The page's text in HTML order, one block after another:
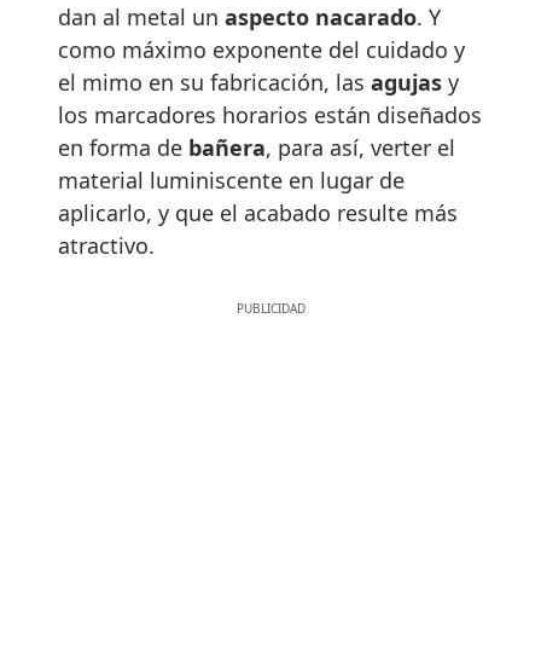
dan al metal un aspecto nacarado. Y
como máximo exponente del cuidado y
el mimo en su fabricación, las agujas y
los marcadores horarios están diseñados
en forma de bañera, para así, verter el
material luminiscente en lugar de
aplicarlo, y que el acabado resulte más
atractivo.